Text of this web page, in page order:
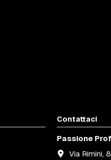
Contattaci
Passione
Via Rimini,